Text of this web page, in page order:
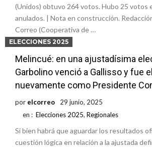
(Unidos) obtuvo 264 votos. Hubo 25 votos
anulados. | Nota en construcción.
Correo (Cooperativa de …
ELECCIONES 2025
Melincué: en una ajustadísima
Garbolino venció a Gallisso y fue
nuevamente como Presidente
por elcorreo
29 junio, 2025
en : Elecciones 2025, Regionales
Si bien habrá que aguardar los resultados
cuestión lógica en relación a la ajustada